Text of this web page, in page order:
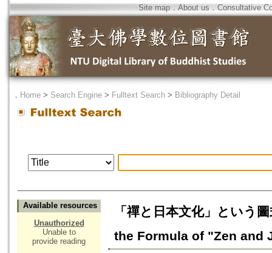
Site map．About us ． Consultative
． Home > Search Engine > Fulltext Search > Bibliography Detail
Available resources
Unauthorized
Unable to
provide reading
「禪と日本文化」という
the Formula of "Zen and